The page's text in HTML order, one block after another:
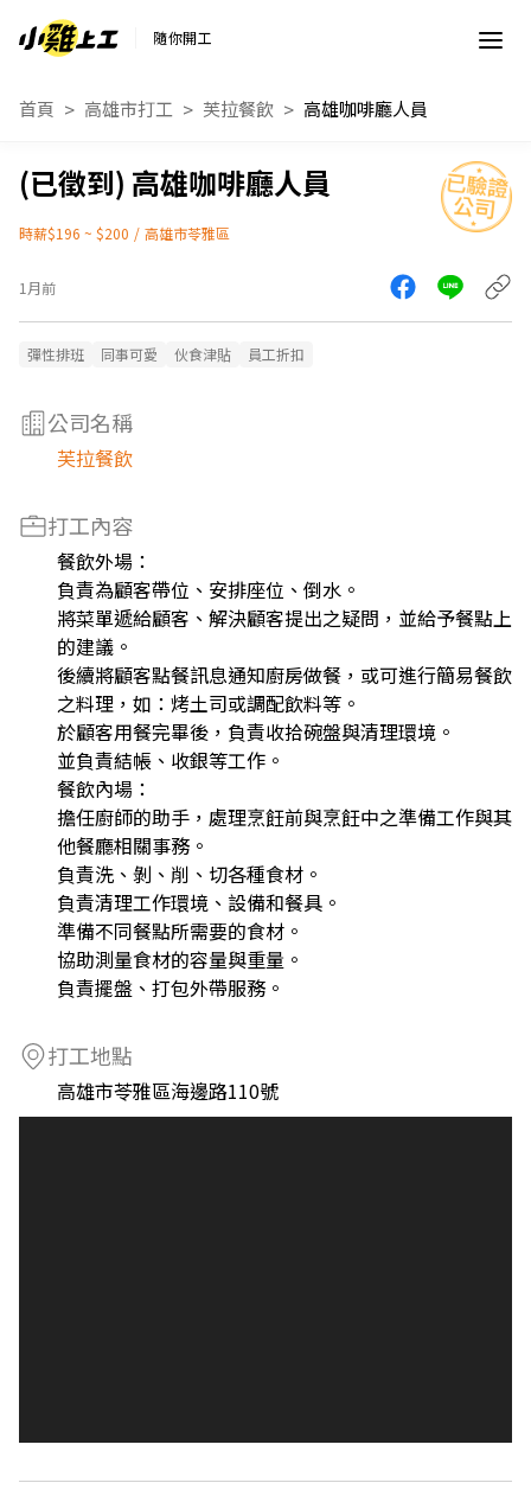
隨你開工
首頁 高雄市打工 芙拉餐飲 高雄咖啡廳人員
高雄咖啡廳人員
時薪$196 ~ $200 / 高雄市苓雅區
1月前
彈性排班 同事可愛 伙食津貼 員工折扣
公司名稱
芙拉餐飲
打工內容
餐飲外場：
負責為顧客帶位、安排座位、倒水。
將菜單遞給顧客、解決顧客提出之疑問，並給予餐點上
的建議。
後續將顧客點餐訊息通知廚房做餐，或可進行簡易餐飲
之料理，如：烤土司或調配飲料等。
於顧客用餐完畢後，負責收拾碗盤與清理環境。
並負責結帳、收銀等工作。
餐飲內場：
擔任廚師的助手，處理烹飪前與烹飪中之準備工作與其
他餐廳相關事務。
負責洗、剝、削、切各種食材。
負責清理工作環境、設備和餐具。
準備不同餐點所需要的食材。
協助測量食材的容量與重量。
負責擺盤、打包外帶服務。
打工地點
高雄市苓雅區海邊路110號